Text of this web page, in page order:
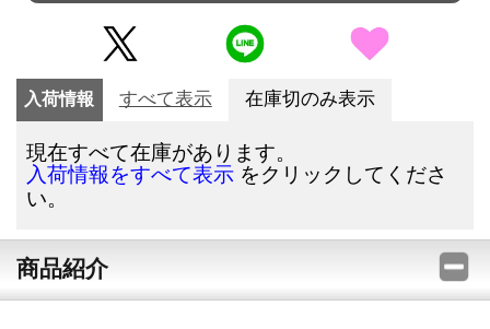
入荷情報 すべて表示 在庫切のみ表示
現在すべて在庫があります。
入荷情報をすべて表示 をクリックしてくださ
い。
商品紹介